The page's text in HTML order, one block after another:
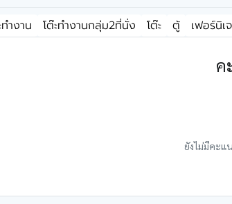
ทำงาน โต๊ะทำงานกลุ่ม2ที่นั่ง โต๊ะ ตู้ เฟอร์นิเ
ค
ยังไม่มีคะแ